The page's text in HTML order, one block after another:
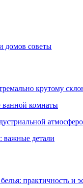
домов советы
крутому
ванной комнаты
важные детали
практичность и